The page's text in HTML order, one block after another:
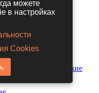
для
пневматические
можете
в настройках
Cookies